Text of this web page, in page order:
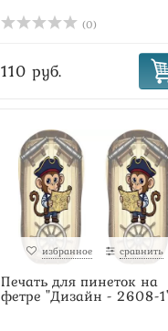
(0)
110 руб.
избранное сравнить
Печать для пинеток на
фетре "Дизайн - 2608-